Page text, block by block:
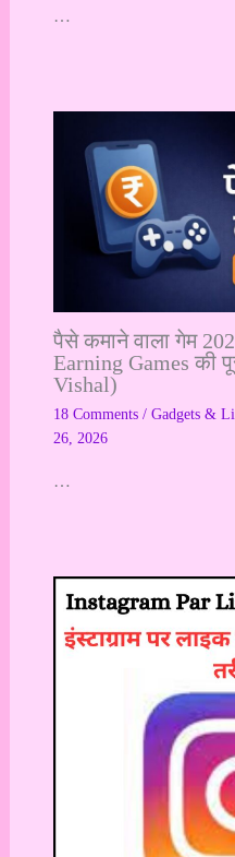
…
पैसे कमाने वाला गेम
Earning Games की
Vishal)
18 Comments / Gadgets &
26, 2026
…